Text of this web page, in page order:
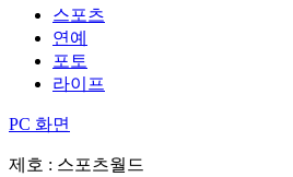
스포츠
연예
포토
라이프
PC 화면
제호 : 스포츠월드